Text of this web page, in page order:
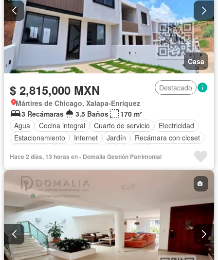
Casa
$ 2,815,000 MXN
Destacado
Mártires de Chicago, Xalapa-Enríquez
3 Recámaras
3.5 Baños
170 m²
Agua
Cocina integral Cuarto de servicio
Electricidad
Estacionamiento
Internet Jardín
Recámara con closet
Vista panorámica
Zonas verdes Sin amueblar
Hace 2 días, 13 horas en - Domalia Gestión Patrimonial